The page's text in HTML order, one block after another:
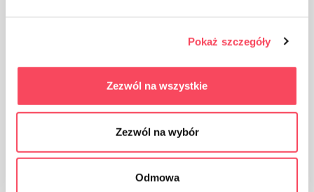
Pokaż szczegóły
Zezwól na wszystkie
Zezwól na wybór
Odmowa
erottuu lisääntyneestä lujuudesta ja
Sitä käytetään laajasti keittiössä
Hän on keittiössä täydellinen ja
monitoiminen auttaja